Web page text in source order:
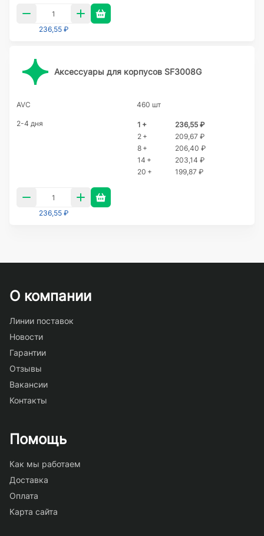
236,55 ₽
Аксессуары для корпусов SF3008G
AVC 460 шт
2-4 дня 1 +
236,55 ₽
2 +
209,67 ₽
8 +
206,40 ₽
14 +
203,14 ₽
20 +
199,87 ₽
236,55 ₽
О компании
Линии поставок
Новости
Гарантии
Отзывы
Вакансии
Контакты
Помощь
Как мы работаем
Доставка
Оплата
Карта сайта